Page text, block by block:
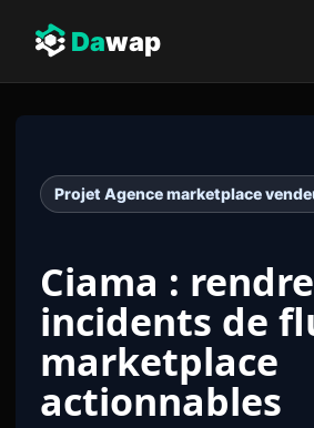
Dawap
Projet Agence marketplace
Ciama :
incidents de
marketplace
actionnables